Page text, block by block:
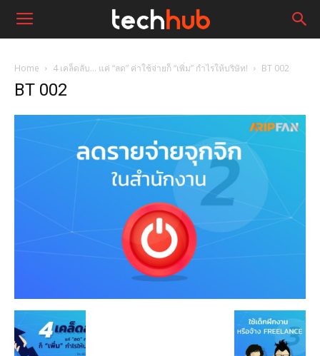
Home 4 เคล็ดลับ… แค่ “ลด” ค่าใช้จ่ายก็ “เพิ่ม” กำไรให้บริษัท! BT 002
BT 002